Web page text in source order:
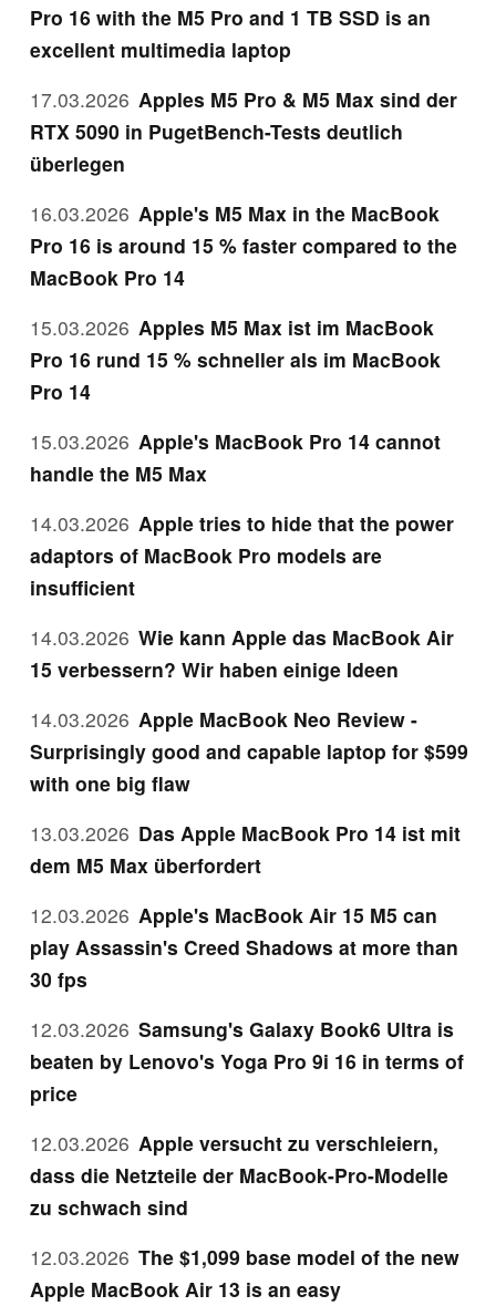
Pro 16 with the M5 Pro and 1 TB SSD is an
excellent multimedia laptop
17.03.2026 Apples M5 Pro & M5 Max sind der
RTX 5090 in PugetBench-Tests deutlich
überlegen
16.03.2026 Apple's M5 Max in the MacBook
Pro 16 is around 15 % faster compared to the
MacBook Pro 14
15.03.2026 Apples M5 Max ist im MacBook
Pro 16 rund 15 % schneller als im MacBook
Pro 14
15.03.2026 Apple's MacBook Pro 14 cannot
handle the M5 Max
14.03.2026 Apple tries to hide that the power
adaptors of MacBook Pro models are
insufficient
14.03.2026 Wie kann Apple das MacBook Air
15 verbessern? Wir haben einige Ideen
14.03.2026 Apple MacBook Neo Review -
Surprisingly good and capable laptop for $599
with one big flaw
13.03.2026 Das Apple MacBook Pro 14 ist mit
dem M5 Max überfordert
12.03.2026 Apple's MacBook Air 15 M5 can
play Assassin's Creed Shadows at more than
30 fps
12.03.2026 Samsung's Galaxy Book6 Ultra is
beaten by Lenovo's Yoga Pro 9i 16 in terms of
price
12.03.2026 Apple versucht zu verschleiern,
dass die Netzteile der MacBook-Pro-Modelle
zu schwach sind
12.03.2026 The $1,099 base model of the new
Apple MacBook Air 13 is an easy